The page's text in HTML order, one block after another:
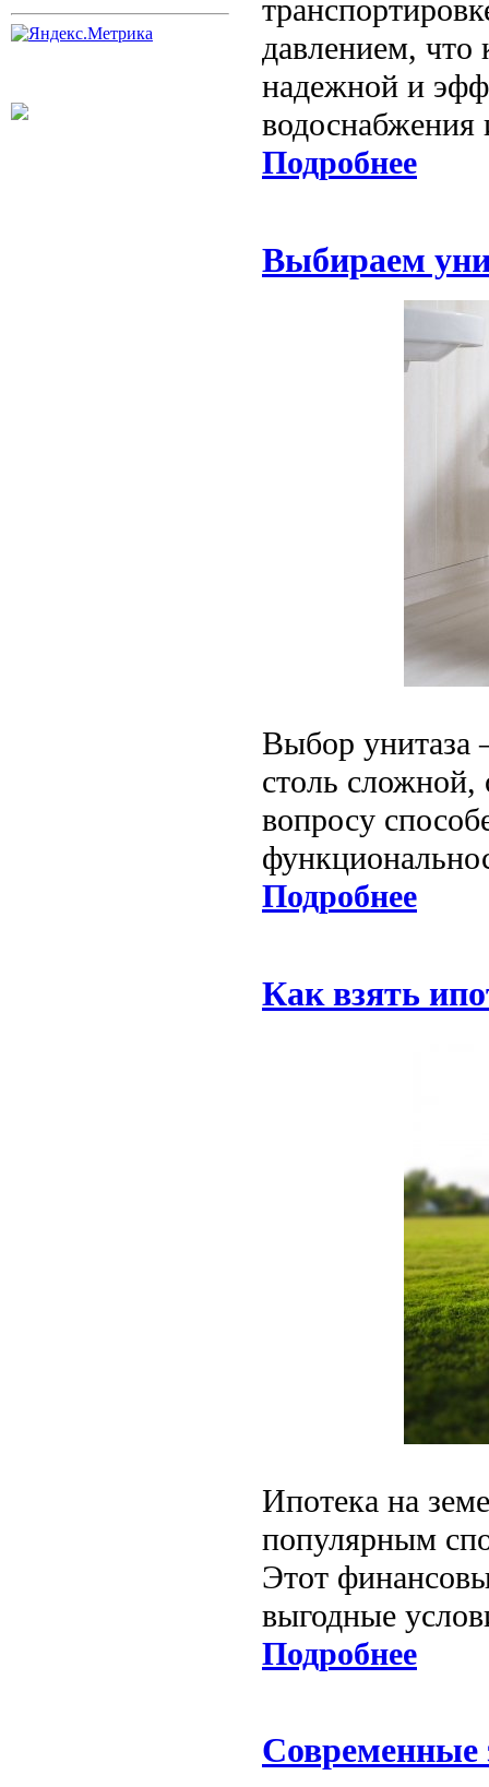
давлением, что
надежной и
водоснабжения
Подробнее
Выбираем
Выбор унитаза
столь сложной,
вопросу
Подробнее
Как взять
Ипотека на
популярным
Этот
выгодные
Подробнее
Современные